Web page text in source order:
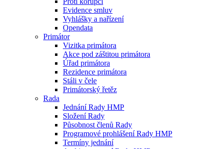
Evidence smluv
Vyhlášky a nařízení
Opendata
Primátor
Vizitka primátora
Akce pod záštitou primátora
Úřad primátora
Rezidence primátora
Stáli v čele
Primátorský řetěz
Rada
Jednání Rady HMP
Složení Rady
Působnost členů Rady
Programové prohlášení Rady HMP
Termíny jednání